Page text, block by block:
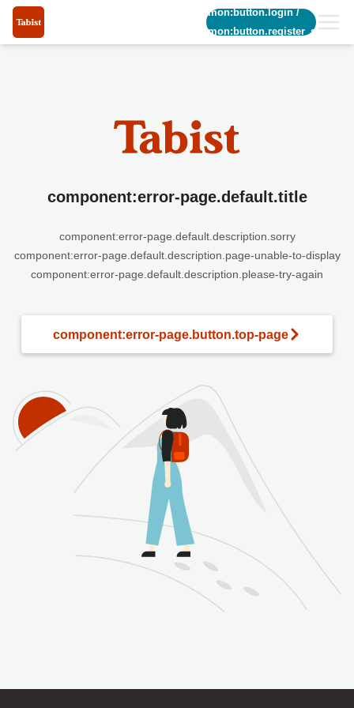
common:button.login/
common:button.register_short
component:error-page.default.title
component:error-page.default.description.sorry
component:error-page.default.description.page-unable-to-display
component:error-page.default.description.please-try-again
component:error-page.button.top-page